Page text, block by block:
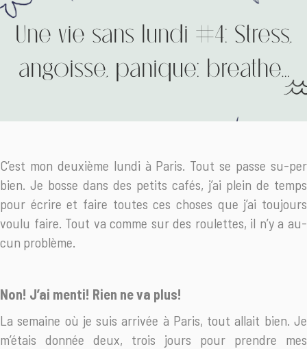
Une vie sans lundi #4: Stress,
angoisse, panique: breathe…
C’est mon deuxième lundi à Paris. Tout se passe su-per
bien. Je bosse dans des petits cafés, j’ai plein de temps
pour écrire et faire toutes ces choses que j’ai toujours
voulu faire. Tout va comme sur des roulettes, il n’y a au-
cun problème.
Non! J’ai menti! Rien ne va plus!
La semaine où je suis arrivée à Paris, tout allait bien. Je
m’étais donnée deux, trois jours pour prendre mes